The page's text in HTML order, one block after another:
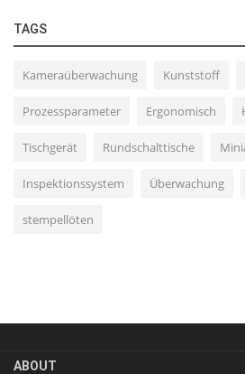
TAGS
Kameraüberwachung Kunststoff
Prozessparameter Ergonomisch
Tischgerät Rundschalttische
Inspektionssystem Überwachung
stempellöten
ABOUT